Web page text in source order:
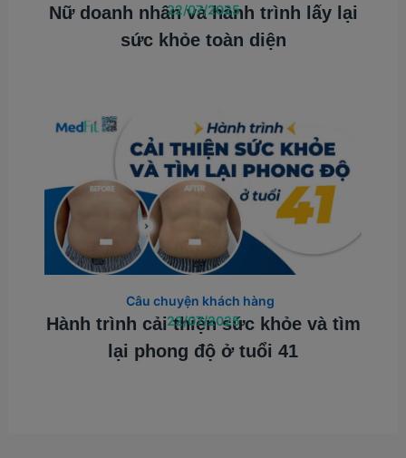
Nữ doanh nhân và hành trình lấy lại
sức khỏe toàn diện
22/07/2025
Hành trình cải thiện sức khỏe và tìm
lại phong độ ở tuổi 41
Câu chuyện khách hàng
22/07/2025